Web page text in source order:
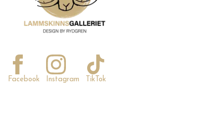
Facebook Instagram TikTok